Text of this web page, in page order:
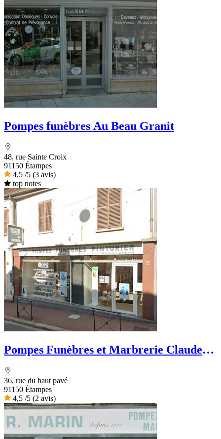
Pompes funèbres Au Beau Granit
48, rue Sainte Croix
91150 Étampes
4,5 /5 (3 avis)
top notes
Pompes Funèbres et Marbrerie Claude
36, rue du haut pavé
91150 Étampes
4,5 /5 (2 avis)